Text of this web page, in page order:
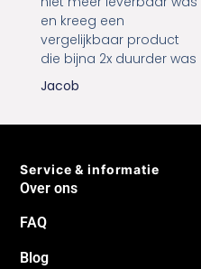
en kreeg een
vergelijkbaar product
die bijna 2x duurder was
Jacob
Service & informatie
Over ons
FAQ
Blog